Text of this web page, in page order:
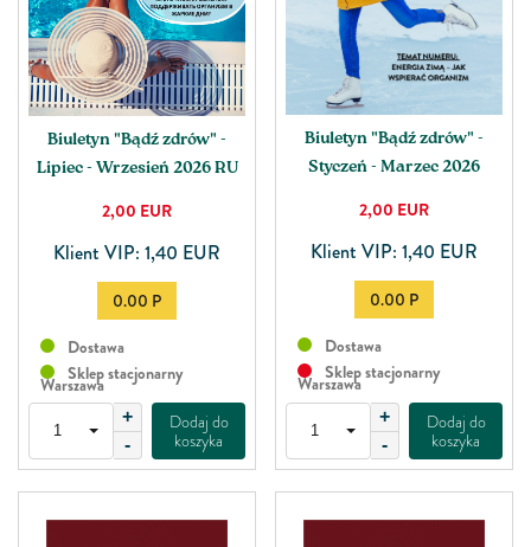
Biuletyn "Bądź zdrów" -
Lipiec - Wrzesień 2026 RU
2,00 EUR
Klient VIP: 1,40 EUR
0.00 P
Dostawa
Sklep stacjonarny
Warszawa
+
-
Dodaj do
koszyka
Biuletyn "Bądź zdrów" -
Styczeń - Marzec 2026
2,00 EUR
Klient VIP: 1,40 EUR
0.00 P
Dostawa
Sklep stacjonarny
Warszawa
+
-
Dodaj do
koszyka